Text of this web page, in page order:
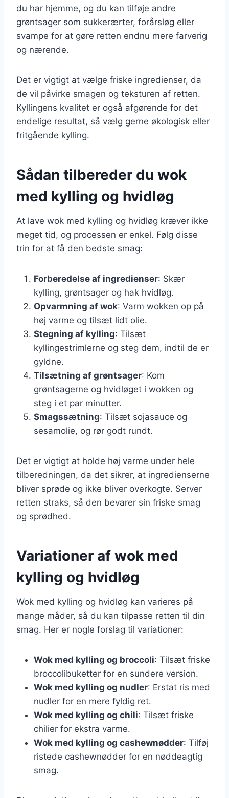
du har hjemme, og du kan tilføje andre
grøntsager som sukkerærter, forårsløg eller
svampe for at gøre retten endnu mere farverig
og nærende.
Det er vigtigt at vælge friske ingredienser, da
de vil påvirke smagen og teksturen af retten.
Kyllingens kvalitet er også afgørende for det
endelige resultat, så vælg gerne økologisk eller
fritgående kylling.
Sådan tilbereder du wok
med kylling og hvidløg
At lave wok med kylling og hvidløg kræver ikke
meget tid, og processen er enkel. Følg disse
trin for at få den bedste smag:
Forberedelse af ingredienser: Skær
kylling, grøntsager og hak hvidløg.
Opvarmning af wok: Varm wokken op på
høj varme og tilsæt lidt olie.
Stegning af kylling: Tilsæt
kyllingestrimlerne og steg dem, indtil de er
gyldne.
Tilsætning af grøntsager: Kom
grøntsagerne og hvidløget i wokken og
steg i et par minutter.
Smagssætning: Tilsæt sojasauce og
sesamolie, og rør godt rundt.
Det er vigtigt at holde høj varme under hele
tilberedningen, da det sikrer, at ingredienserne
bliver sprøde og ikke bliver overkogte. Server
retten straks, så den bevarer sin friske smag
og sprødhed.
Variationer af wok med
kylling og hvidløg
Wok med kylling og hvidløg kan varieres på
mange måder, så du kan tilpasse retten til din
smag. Her er nogle forslag til variationer:
Wok med kylling og broccoli: Tilsæt friske
broccolibuketter for en sundere version.
Wok med kylling og nudler: Erstat ris med
nudler for en mere fyldig ret.
Wok med kylling og chili: Tilsæt friske
chilier for ekstra varme.
Wok med kylling og cashewnødder: Tilføj
ristede cashewnødder for en nøddeagtig
smag.